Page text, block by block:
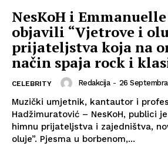
NesKoH i
objavili “Vjetrove i
prijateljstva koja na
način spaja rock i
CELEBRITY Redakcija - 26
Muzički umjetnik, kantautor i
Hadžimuratović – NesKoH, publici
himnu prijateljstva i zajedništva,
oluje”. Pjesma u borbenom,...